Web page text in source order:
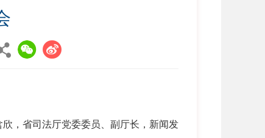
，省司法厅党委委员、副厅长，新闻发